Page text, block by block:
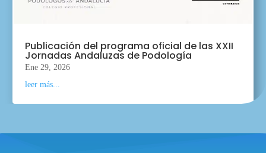
Publicación del programa oficial de las XXII
Jornadas Andaluzas de Podología
Ene 29, 2026
leer más...